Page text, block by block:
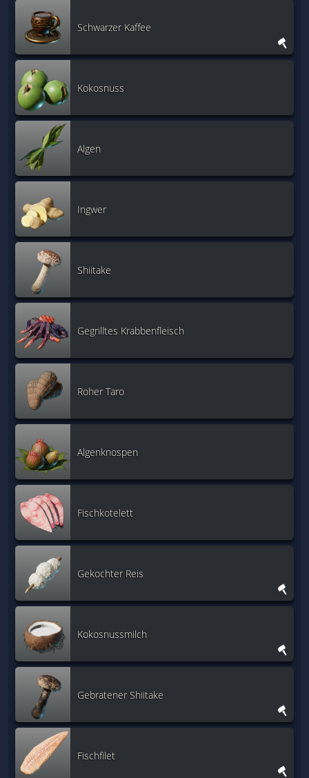
Schwarzer Kaffee
Kokosnuss
Algen
Ingwer
Shiitake
Gegrilltes Krabbenfleisch
Roher Taro
Algenknospen
Fischkotelett
Gekochter Reis
Kokosnussmilch
Gebratener Shiitake
Fischfilet